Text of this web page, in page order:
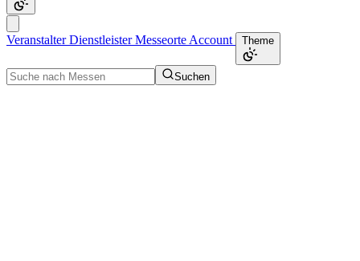
VeranstalterDienstleisterMesseorte Account Theme
Suchen